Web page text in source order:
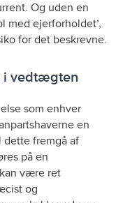
Og uden en
med ejerforholdet’,
for det beskrevne.
i vedtægten
som enhver
en
dette fremgå af
på en
være ret
og